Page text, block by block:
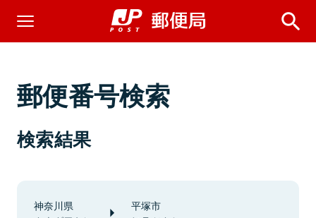
郵便番号検索
検索結果
神奈川県 平塚市